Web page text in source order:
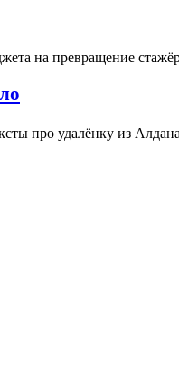
на превращение
про удалёнку из